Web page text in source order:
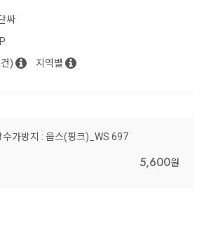
싸
) 지역별
가방지 : 웁스(핑크)_WS 697
5,600원